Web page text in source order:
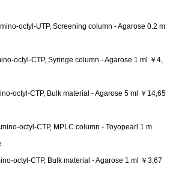
octyl-UTP, Screening column - Agarose 0.2 m
octyl-CTP, Syringe column - Agarose 1 ml ￥4,
octyl-CTP, Bulk material - Agarose 5 ml ￥14,65
octyl-CTP, MPLC column - Toyopearl 1 m
octyl-CTP, Bulk material - Agarose 1 ml ￥3,67